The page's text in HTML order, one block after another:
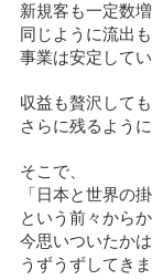
新規客も一定数増
同じように流出
事業は安定してい
収益も贅沢しても
さらに残るよう
そこで、
「日本と世界の
という前々からか
今思いついたか
うずうずしてきま